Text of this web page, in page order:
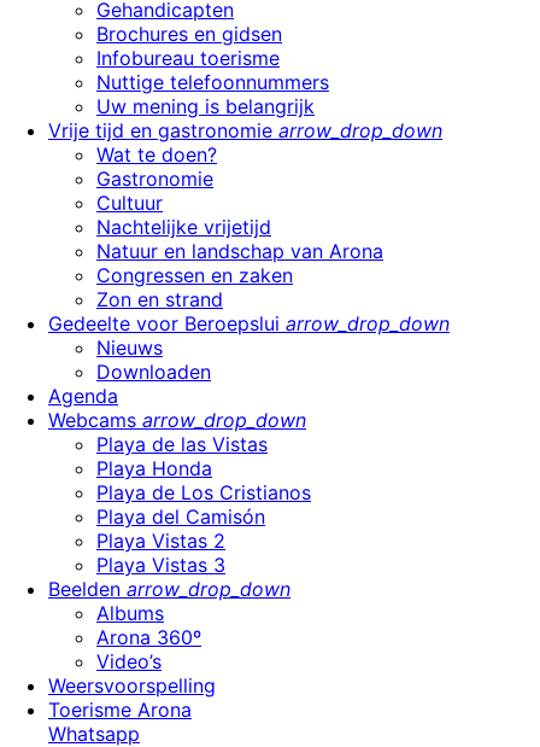
Gehandicapten
Brochures en gidsen
Infobureau toerisme
Nuttige telefoonnummers
Uw mening is belangrijk
Vrije tijd en gastronomie arrow_drop_down
Wat te doen?
Gastronomie
Cultuur
Nachtelijke vrijetijd
Natuur en landschap van Arona
Congressen en zaken
Zon en strand
Gedeelte voor Beroepslui arrow_drop_down
Nieuws
Downloaden
Agenda
Webcams arrow_drop_down
Playa de las Vistas
Playa Honda
Playa de Los Cristianos
Playa del Camisón
Playa Vistas 2
Playa Vistas 3
Beelden arrow_drop_down
Albums
Arona 360º
Video’s
Weersvoorspelling
Toerisme Arona
Whatsapp